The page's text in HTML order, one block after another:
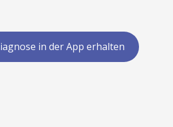
in der App erhalten